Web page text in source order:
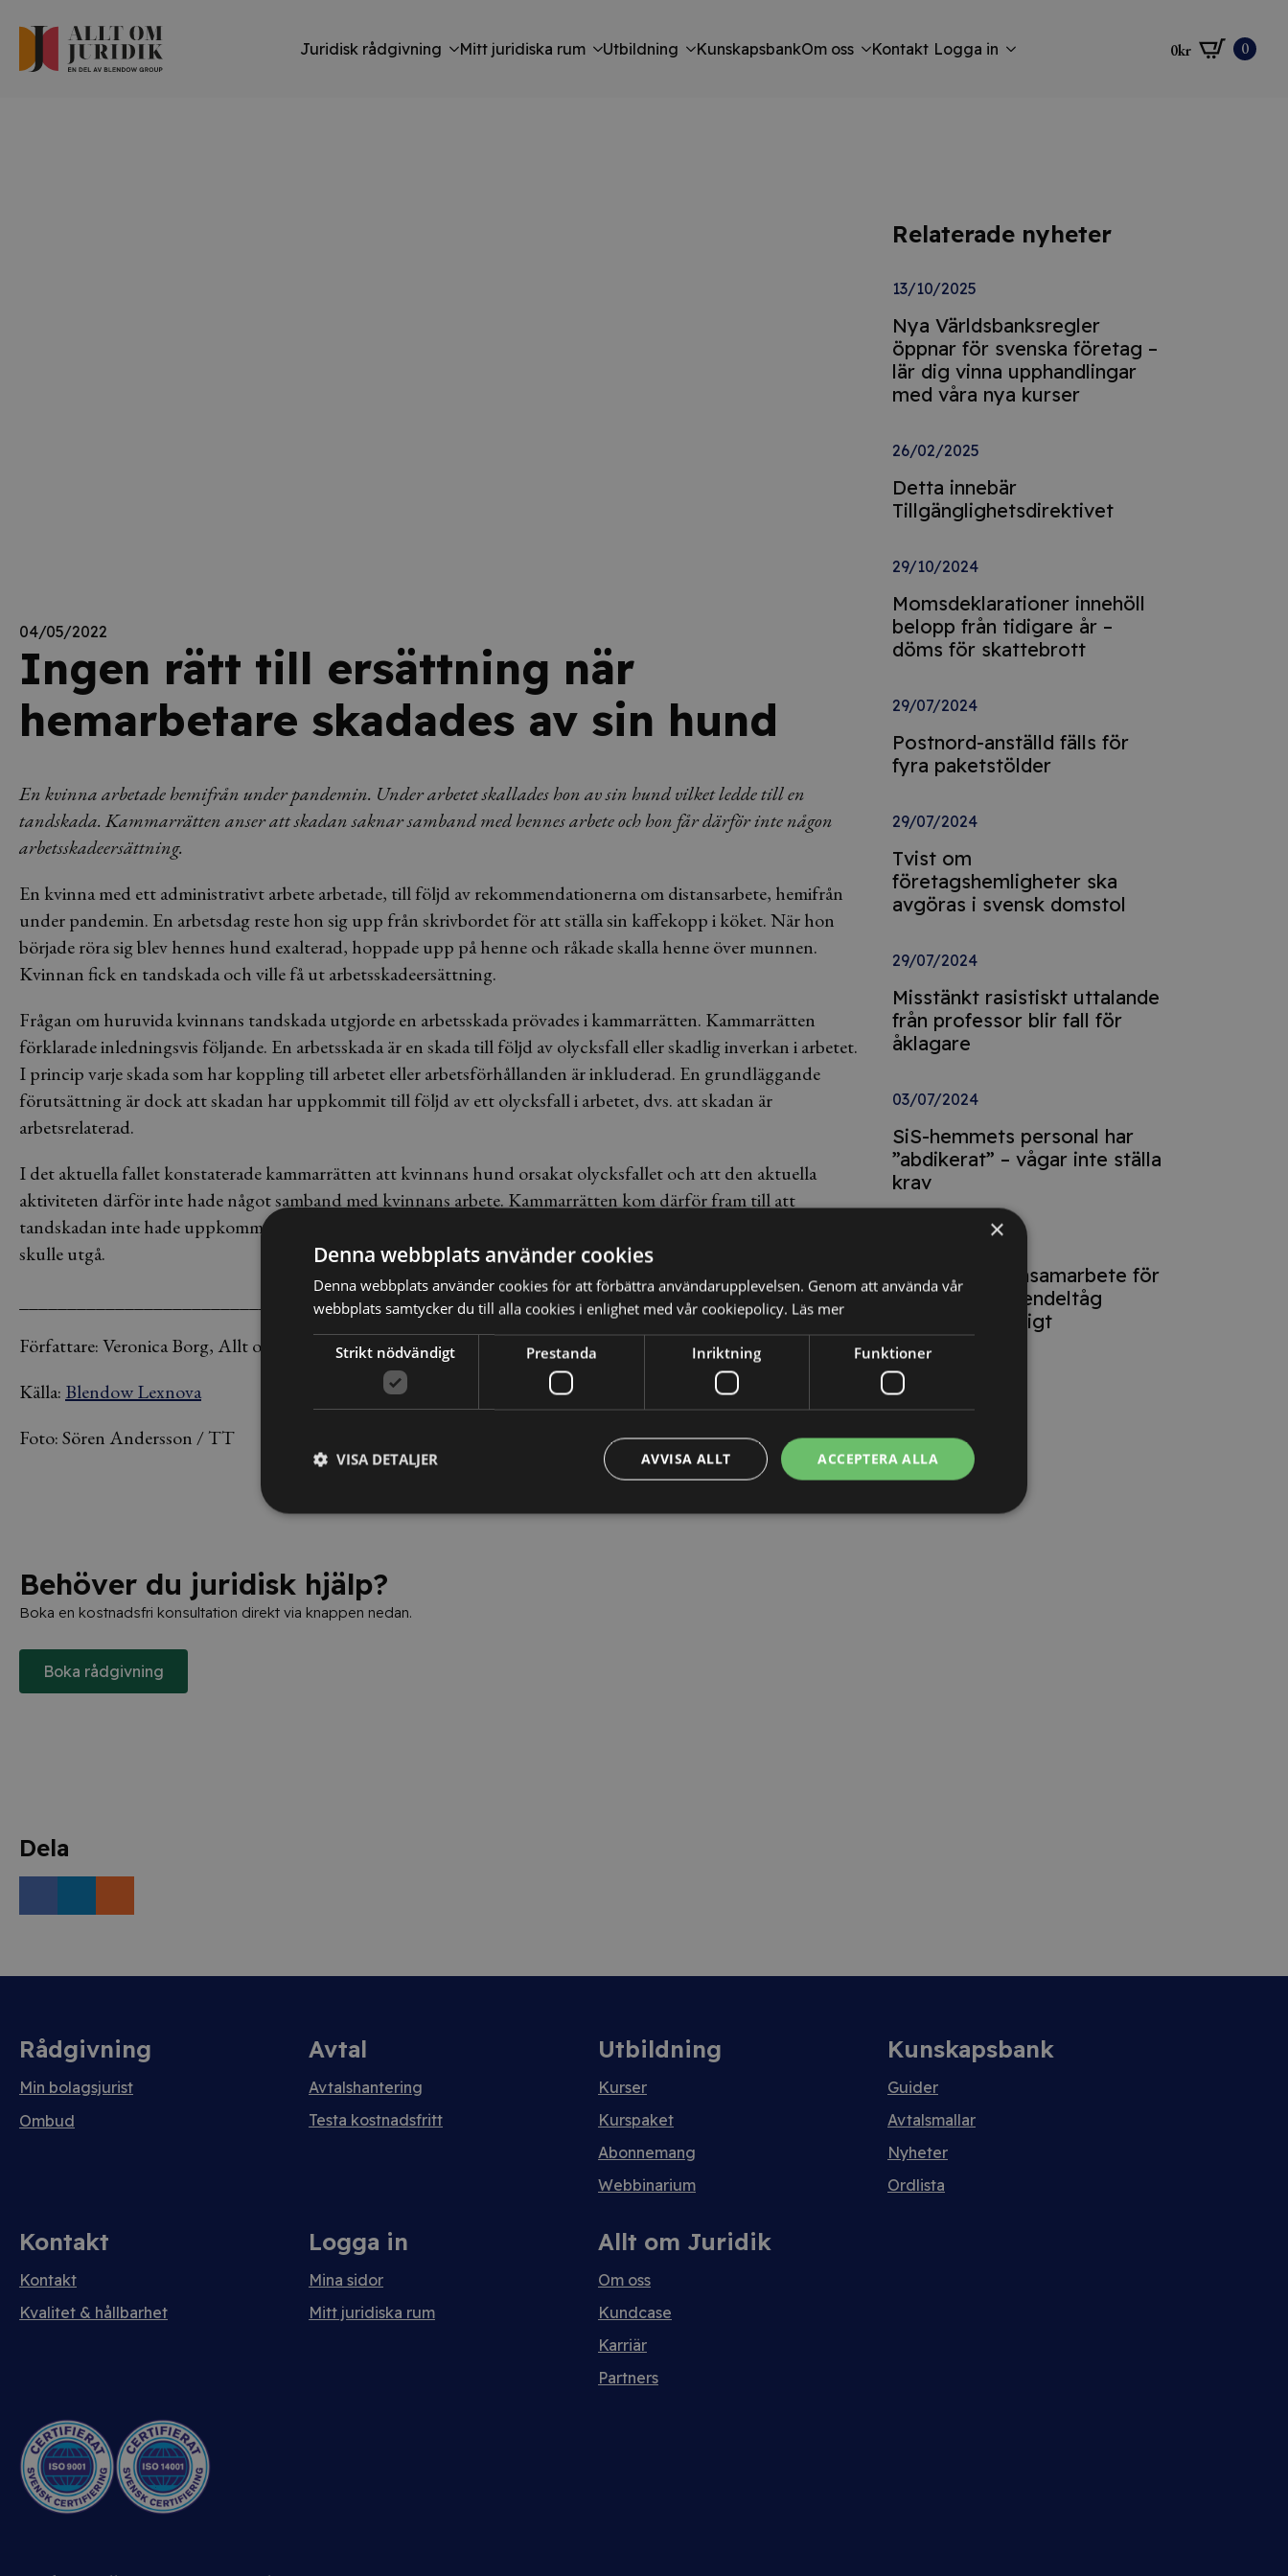
Juridisk rådgivning Mitt juridiska rum Utbildning KunskapsbankOm oss Kontakt Logga in 0kr 0
04/05/2022
Ingen rätt till ersättning när
hemarbetare skadades av sin hund
En kvinna arbetade hemifrån under pandemin. Under arbetet skallades hon av sin hund vilket ledde till en
tandskada. Kammarrätten anser att skadan saknar samband med hennes arbete och hon får därför inte någon
arbetsskadeersättning.
En kvinna med ett administrativt arbete arbetade, till följd av rekommendationerna om distansarbete, hemifrån
under pandemin. En arbetsdag reste hon sig upp från skrivbordet för att ställa sin kaffekopp i köket. När hon
började röra sig blev hennes hund exalterad, hoppade upp på henne och råkade skalla henne över munnen.
Kvinnan fick en tandskada och ville få ut arbetsskadeersättning.
Frågan om huruvida kvinnans tandskada utgjorde en arbetsskada prövades i kammarrätten. Kammarrätten
förklarade inledningsvis följande. En arbetsskada är en skada till följd av olycksfall eller skadlig inverkan i arbetet.
I princip varje skada som har koppling till arbetet eller arbetsförhållanden är inkluderad. En grundläggande
förutsättning är dock att skadan har uppkommit till följd av ett olycksfall i arbetet, dvs. att skadan är
arbetsrelaterad.
I det aktuella fallet konstaterade kammarrätten att kvinnans hund orsakat olycksfallet och att den aktuella
aktiviteten därför inte hade något samband med kvinnans arbete. Kammarrätten kom därför fram till att
tandskadan inte hade uppkommit till följd av ett olycksfall i arbetet och att någon arbetsskadeersättning inte
skulle utgå.
___________________________________
Författare: Veronica Borg, Allt om Juridik
Källa: Blendow Lexnova
Foto: Sören Andersson / TT
Behöver du juridisk hjälp?
Boka en kostnadsfri konsultation direkt via knappen nedan.
Boka rådgivning
Dela
Relaterade nyheter
13/10/2025
Nya Världsbanksregler
öppnar för svenska företag –
lär dig vinna upphandlingar
med våra nya kurser
26/02/2025
Detta innebär
Tillgänglighetsdirektivet
29/10/2024
Momsdeklarationer innehöll
belopp från tidigare år –
döms för skattebrott
29/07/2024
Postnord-anställd fälls för
fyra paketstölder
29/07/2024
Tvist om
företagshemligheter ska
avgöras i svensk domstol
29/07/2024
Misstänkt rasistiskt uttalande
från professor blir fall för
åklagare
03/07/2024
SiS-hemmets personal har
”abdikerat” – vågar inte ställa
krav
Förbud mot ensamarbete för
lokförare på pendeltåg
oproportionerligt
Rådgivning
Min bolagsjurist
Ombud
Avtal
Avtalshantering
Testa kostnadsfritt
Utbildning
Kurser
Kurspaket
Abonnemang
Webbinarium
Kunskapsbank
Guider
Avtalsmallar
Nyheter
Ordlista
Kontakt
Kontakt
Kvalitet & hållbarhet
Logga in
Mina sidor
Mitt juridiska rum
Allt om Juridik
Om oss
Kundcase
Karriär
Partners
×
Denna webbplats använder cookies
Denna webbplats använder cookies för att förbättra användarupplevelsen. Genom att använda vår
webbplats samtycker du till alla cookies i enlighet med vår cookiepolicy. Läs mer
Strikt nödvändigt Prestanda Inriktning Funktioner
ACCEPTERA ALLA
AVVISA ALLT
VISA DETALJER